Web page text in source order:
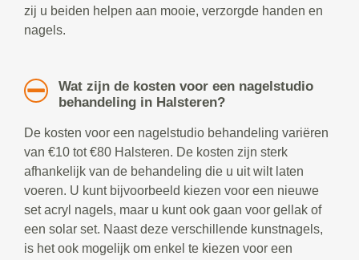
zij u beiden helpen aan mooie, verzorgde handen en
nagels.
Wat zijn de kosten voor een nagelstudio
behandeling in Halsteren?
De kosten voor een nagelstudio behandeling variëren
van €10 tot €80 Halsteren. De kosten zijn sterk
afhankelijk van de behandeling die u uit wilt laten
voeren. U kunt bijvoorbeeld kiezen voor een nieuwe
set acryl nagels, maar u kunt ook gaan voor gellak of
een solar set. Naast deze verschillende kunstnagels,
is het ook mogelijk om enkel te kiezen voor een